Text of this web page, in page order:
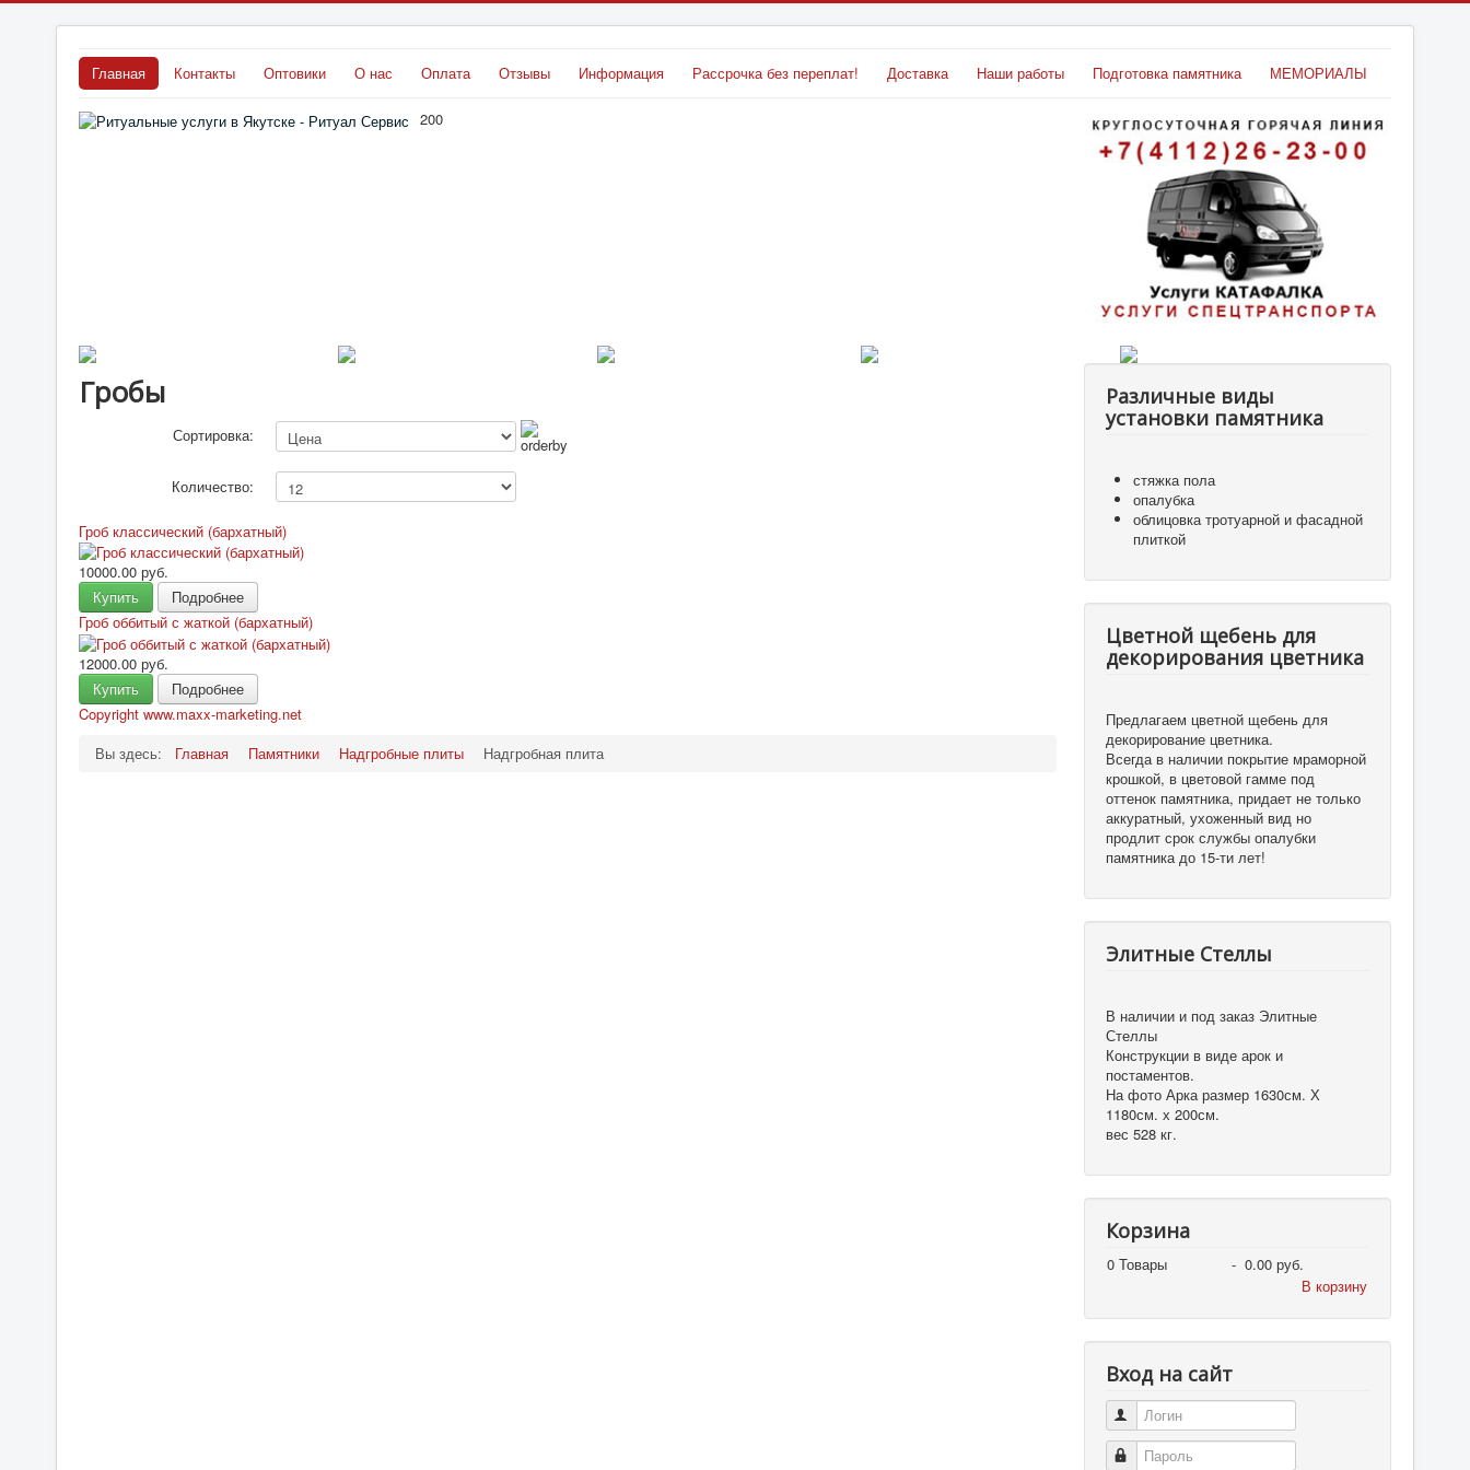
Главная Контакты Оптовики О нас Оплата Отзывы Информация Рассрочка без переплат! Доставка Наши работы Подготовка памятника МЕМОРИАЛЫ
200
Гробы
Сортировка:
Количество:
Гроб классический (бархатный)
10000.00 руб.
Купить
Подробнее
Гроб оббитый с жаткой (бархатный)
12000.00 руб.
Купить
Подробнее
Copyright www.maxx-marketing.net
Вы здесь:
Главная Памятники Надгробные плиты Надгробная плита
Различные виды
установки памятника
стяжка пола
опалубка
облицовка тротуарной и фасадной
плиткой
Цветной щебень для
декорирования цветника
Предлагаем цветной щебень для
декорирование цветника.
Всегда в наличии покрытие мраморной
крошкой, в цветовой гамме под
оттенок памятника, придает не только
аккуратный, ухоженный вид но
продлит срок службы опалубки
памятника до 15-ти лет!
Элитные Стеллы
В наличии и под заказ Элитные
Стеллы
Конструкции в виде арок и
постаментов.
На фото Арка размер 1630см. Х
1180см. х 200см.
вес 528 кг.
Корзина
0 Товары - 0.00 руб.
В корзину
Вход на сайт
Логин
Пароль